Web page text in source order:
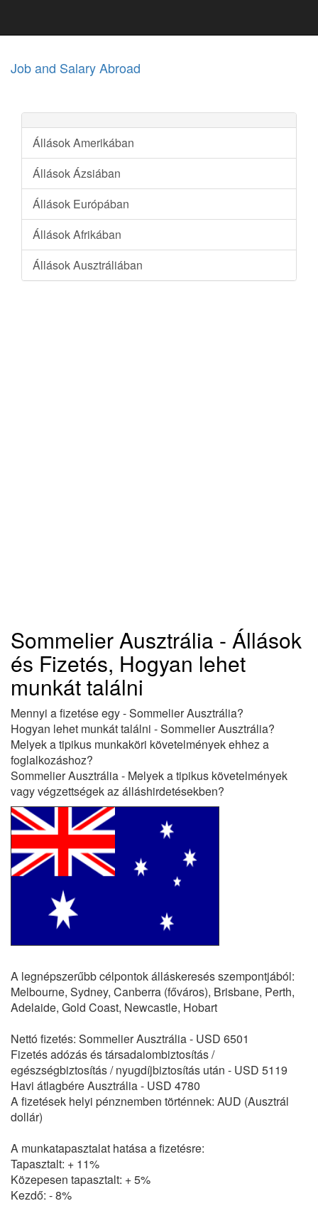
Job and Salary Abroad
Állások Amerikában
Állások Ázsiában
Állások Európában
Állások Afrikában
Állások Ausztráliában
Sommelier Ausztrália - Állások
és Fizetés, Hogyan lehet
munkát találni
Mennyi a fizetése egy - Sommelier Ausztrália?
Hogyan lehet munkát találni - Sommelier Ausztrália?
Melyek a tipikus munkaköri követelmények ehhez a
foglalkozáshoz?
Sommelier Ausztrália - Melyek a tipikus követelmények
vagy végzettségek az álláshirdetésekben?
A legnépszerűbb célpontok álláskeresés szempontjából:
Melbourne, Sydney, Canberra (főváros), Brisbane, Perth,
Adelaide, Gold Coast, Newcastle, Hobart
Nettó fizetés: Sommelier Ausztrália - USD 6501
Fizetés adózás és társadalombiztosítás /
egészségbiztosítás / nyugdíjbiztosítás után - USD 5119
Havi átlagbére Ausztrália - USD 4780
A fizetések helyi pénznemben történnek: AUD (Ausztrál
dollár)
A munkatapasztalat hatása a fizetésre:
Tapasztalt: + 11%
Közepesen tapasztalt: + 5%
Kezdő: - 8%